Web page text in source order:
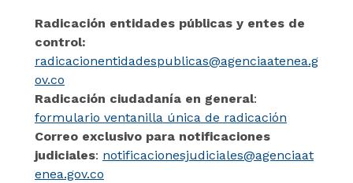
Radicación entidades públicas y entes de
control:
radicacionentidadespublicas@agenciaatenea.g
ov.co
Radicación ciudadanía en general:
formulario ventanilla única de radicación
Correo exclusivo para notificaciones
judiciales: notificacionesjudiciales@agenciaat
enea.gov.co